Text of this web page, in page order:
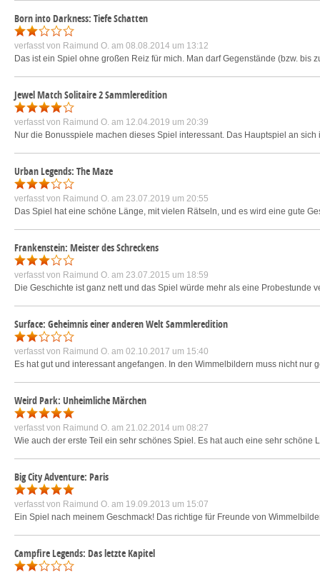
Born into Darkness: Tiefe Schatten
verfasst von Raimund O. am 08.08.2014 um 13:12
Das ist ein Spiel ohne großen Reiz für mich. Man darf Gegenstände (bzw.
Jewel Match Solitaire 2 Sammleredition
verfasst von Raimund O. am 12.04.2019 um 20:39
Nur die Bonusspiele machen dieses Spiel interessant. Das Hauptspiel an
Urban Legends: The Maze
verfasst von Raimund O. am 23.07.2019 um 20:55
Das Spiel hat eine schöne Länge, mit vielen Rätseln, und es wird eine gute
Frankenstein: Meister des Schreckens
verfasst von Raimund O. am 23.07.2015 um 18:59
Die Geschichte ist ganz nett und das Spiel würde mehr als eine Probestunde
Surface: Geheimnis einer anderen Welt Sammleredition
verfasst von Raimund O. am 02.10.2017 um 15:40
Es hat gut und interessant angefangen. In den Wimmelbildern muss nicht
Weird Park: Unheimliche Märchen
verfasst von Raimund O. am 21.02.2014 um 08:27
Wie auch der erste Teil ein sehr schönes Spiel. Es hat auch eine sehr
Big City Adventure: Paris
verfasst von Raimund O. am 19.09.2013 um 15:07
Ein Spiel nach meinem Geschmack! Das richtige für Freunde von
Campfire Legends: Das letzte Kapitel